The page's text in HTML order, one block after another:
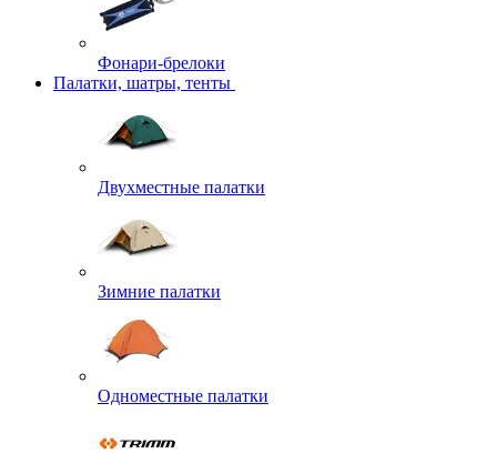
Фонари-брелоки
Палатки, шатры, тенты
Двухместные палатки
Зимние палатки
Одноместные палатки